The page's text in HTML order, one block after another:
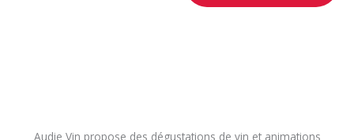
Audie Vin propose des dégustations de vin et animations